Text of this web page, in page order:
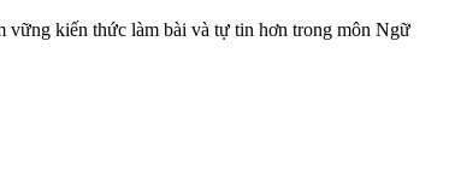
vững kiến thức làm bài và tự tin hơn trong môn Ngữ